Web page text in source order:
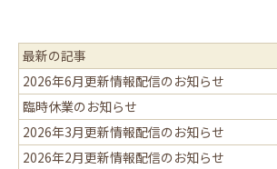
最新の記事
2026年6月更新情報配信のお知らせ
臨時休業のお知らせ
2026年3月更新情報配信のお知らせ
2026年2月更新情報配信のお知らせ